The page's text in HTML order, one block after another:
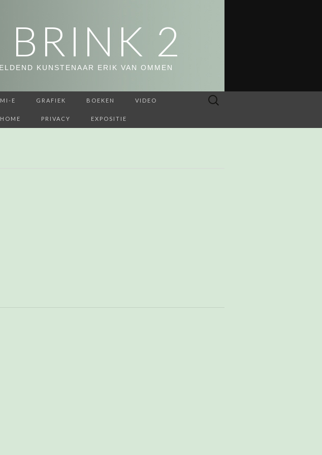
BRINK 2
KUNSTENAAR ERIK VAN OMMEN
E GRAFIEK BOEKEN VIDEO
HOME PRIVACY EXPOSITIE
Zoeken